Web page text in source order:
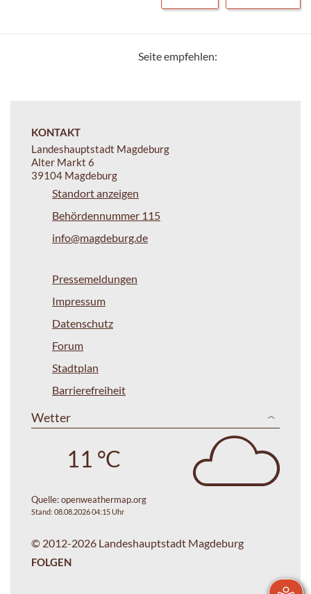
Seite empfehlen:
KONTAKT
Landeshauptstadt Magdeburg
Alter Markt 6
39104 Magdeburg
Standort anzeigen
Behördennummer 115
info@magdeburg.de
Pressemeldungen
Impressum
Datenschutz
Forum
Stadtplan
Barrierefreiheit
Wetter
11 °C
Quelle:openweathermap.org
Stand: 08.08.2026 04:15 Uhr
© 2012-2026 Landeshauptstadt Magdeburg
FOLGEN